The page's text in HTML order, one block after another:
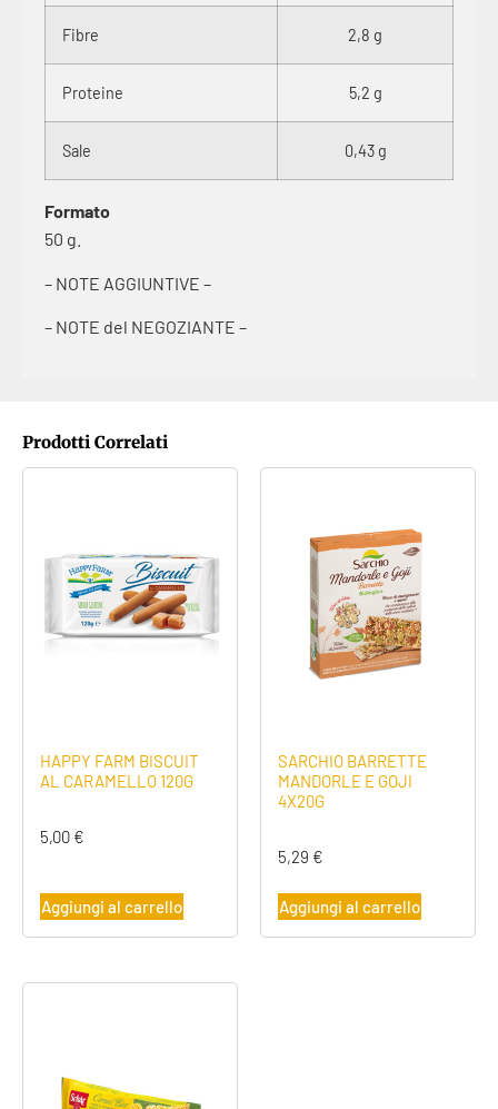
Fibre 2,8 g
Proteine 5,2 g
Sale 0,43 g
Formato
50 g.
– NOTE AGGIUNTIVE –
– NOTE del NEGOZIANTE –
Prodotti Correlati
HAPPY FARM BISCUIT
AL CARAMELLO 120G
5,00 €
Aggiungi al carrello
SARCHIO BARRETTE
MANDORLE E GOJI
4X20G
5,29 €
Aggiungi al carrello